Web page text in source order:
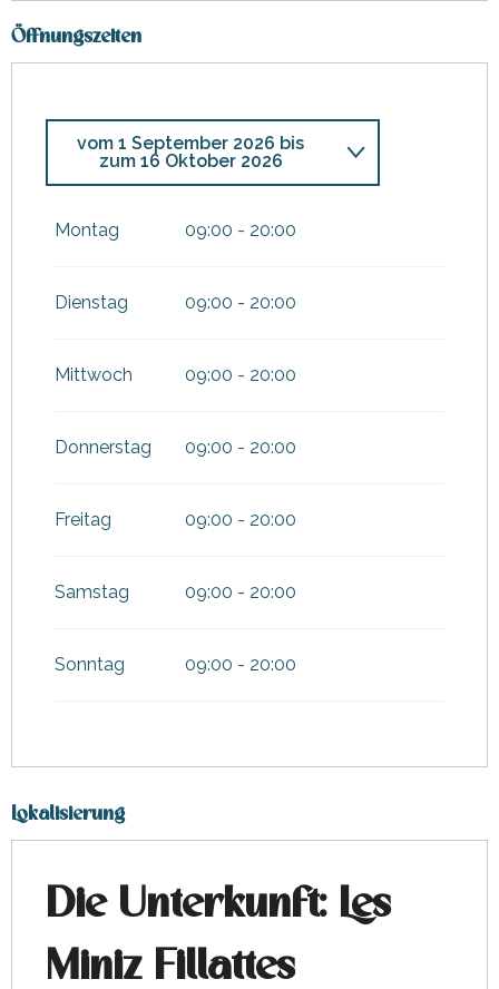
Öffnungszeiten
April 2026
vom 1 September 2026 bis
zum16 Oktober 2026
Montag 09:00 - 20:00
Dienstag 09:00 - 20:00
Mittwoch 09:00 - 20:00
Donnerstag 09:00 - 20:00
Freitag 09:00 - 20:00
Samstag 09:00 - 20:00
Sonntag 09:00 - 20:00
Lokalisierung
Die Unterkunft: Les
Miniz Fillattes